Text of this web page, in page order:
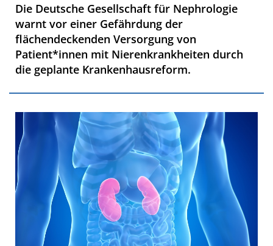
Die Deutsche Gesellschaft für Nephrologie
warnt vor einer Gefährdung der
flächendeckenden Versorgung von
Patient*innen mit Nierenkrankheiten durch
die geplante Krankenhausreform.